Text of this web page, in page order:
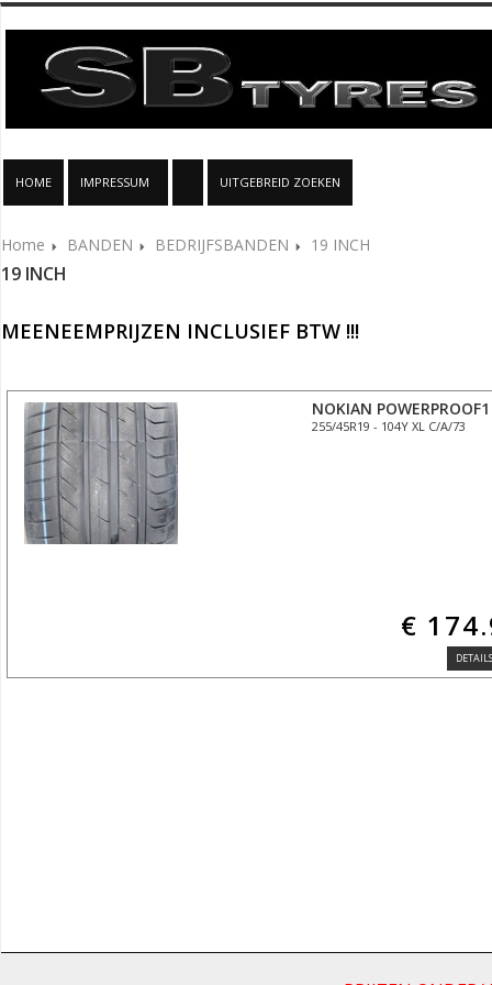
HOME IMPRESSUM UITGEBREID ZOEKEN
Home BANDEN BEDRIJFSBANDEN 19 INCH
19 INCH
MEENEEMPRIJZEN INCLUSIEF BTW !!!
NOKIAN POWERPROOF1
255/45R19 - 104Y XL C/A/73
€